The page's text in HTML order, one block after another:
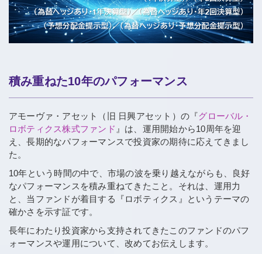
積み重ねた10年のパフォーマンス
アモーヴァ・アセット（旧 日興アセット）の『グローバル・
ロボティクス株式ファンド 』は、運用開始から10周年を迎
え、長期的なパフォーマンスで投資家の期待に応えてきまし
た。
10年という時間の中で、市場の波を乗り越えながらも、良好
なパフォーマンスを積み重ねてきたこと。それは、運用力
と、当ファンドが着目する『ロボティクス』というテーマの
確かさを示す証です。
長年にわたり投資家から支持されてきたこのファンドのパフ
ォーマンスや運用について、改めてお伝えします。